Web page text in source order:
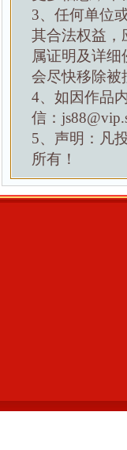
3、任何单位
其合法权益，
属证明及详
会尽快移除被
4、如因作品
信：
5、声明：凡
所有！